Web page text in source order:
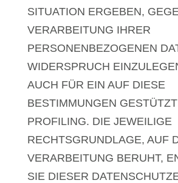
SITUATION ERGEBEN,
VERARBEITUNG IHRER
PERSONENBEZOGENEN
WIDERSPRUCH
AUCH FÜR EIN AUF DIESE
BESTIMMUNGEN
PROFILING. DIE JEWEILIGE
RECHTSGRUNDLAGE, AUF
VERARBEITUNG BERUHT,
SIE DIESER